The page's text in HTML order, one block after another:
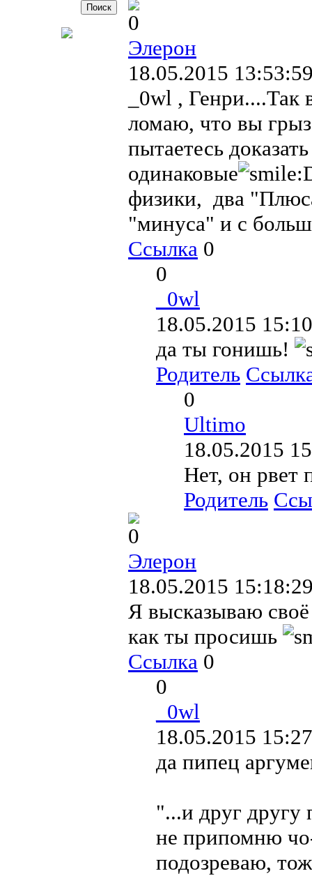
0
Элерон
18.05.2015
_0wl , Генри....Так
ломаю, что вы
пытаетесь
одинаковые
физики, два
"минуса" и с
Ссылка 0
0
_0wl
18.05.2015
да ты гонишь!
Родитель
0
Ultimo
18.05.2015
Нет, он рвет
Родитель
0
Элерон
18.05.2015
Я высказываю
как ты просишь
Ссылка 0
0
_0wl
18.05.2015
да пипец
"...и друг другу
не припомню
подозреваю,